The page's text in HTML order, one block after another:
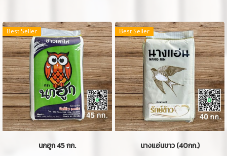
Best Seller
นกฮูก 45 กก.
Best Seller
นางแอ่นขาว (40กก.)